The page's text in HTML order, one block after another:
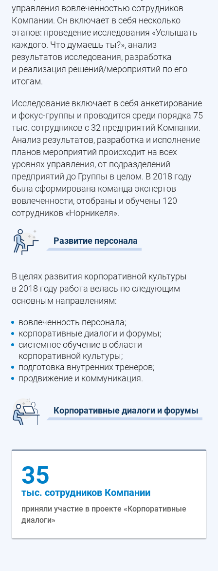
управления вовлеченностью сотрудников
Компании. Он включает в себя несколько
этапов: проведение исследования «Услышать
каждого. Что думаешь ты?», анализ
результатов исследования, разработка
и реализация решений/мероприятий по его
итогам.
Исследование включает в себя анкетирование
и фокус-группы и проводится среди порядка 75
тыс. сотрудников с 32 предприятий Компании.
Анализ результатов, разработка и исполнение
планов мероприятий происходит на всех
уровнях управления, от подразделений
предприятий до Группы в целом. В 2018 году
была сформирована команда экспертов
вовлеченности, отобраны и обучены 120
сотрудников «Норникеля».
Развитие персонала
В целях развития корпоративной культуры
в 2018 году работа велась по следующим
основным направлениям:
вовлеченность персонала;
корпоративные диалоги и форумы;
системное обучение в области
корпоративной культуры;
подготовка внутренних тренеров;
продвижение и коммуникация.
Корпоративные диалоги и форумы
35
тыс. сотрудников Компании
приняли участие в проекте «Корпоративные
диалоги»